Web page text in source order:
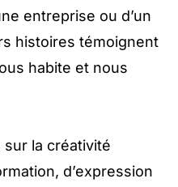
entreprise ou d’un
histoires témoignent
habite et nous
la créativité
d’expression